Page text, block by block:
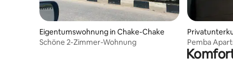
Eigentumswohnung in Chake-Chake
Schöne 2-Zimmer-Wohnung
Pemba